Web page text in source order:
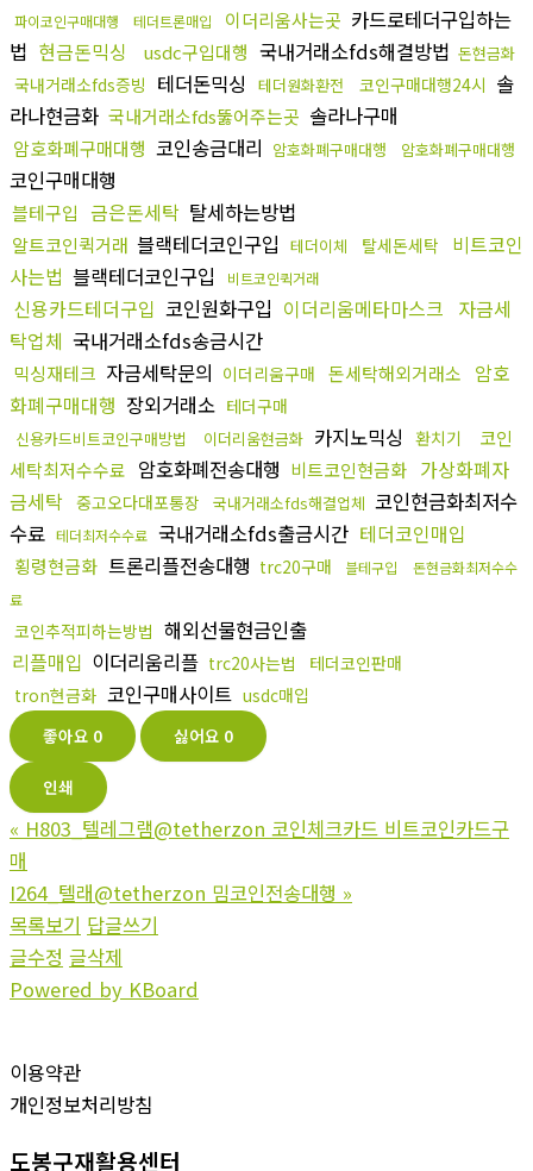
파이코인구매대행
테더트론매입 이더리움사는곳 카드로테더구입하는
법 현금돈믹싱 usdc구입대행 국내거래소fds해결방법 돈현금화
국내거래소fds증빙 테더돈믹싱 테더원화환전 코인구매대행24시 솔
라나현금화 국내거래소fds뚫어주는곳 솔라나구매
암호화폐구매대행 코인송금대리 암호화폐구매대행 암호화폐구매대행
코인구매대행
블테구입 금은돈세탁 탈세하는방법
알트코인퀵거래 블랙테더코인구입 테더이체 탈세돈세탁
비트코인
사는법 블랙테더코인구입 비트코인퀵거래
신용카드테더구입 코인원화구입 이더리움메타마스크 자금세
탁업체 국내거래소fds송금시간
믹싱재테크 자금세탁문의 이더리움구매 돈세탁해외거래소
암호
화폐구매대행 장외거래소 테더구매
신용카드비트코인구매방법 이더리움현금화 카지노믹싱 환치기
코인
세탁최저수수료 암호화폐전송대행 비트코인현금화 가상화폐자
금세탁 중고오다대포통장 국내거래소fds해결업체 코인현금화최저수
수료 테더최저수수료 국내거래소fds출금시간 테더코인매입
횡령현금화 트론리플전송대행 trc20구매 블테구입
돈현금화최저수수
료
코인추적피하는방법 해외선물현금인출
리플매입 이더리움리플 trc20사는법
테더코인판매
tron현금화 코인구매사이트 usdc매입
좋아요 0 싫어요 0
인쇄
« H803_텔레그램@tetherzon 코인체크카드 비트코인카드구
매
I264_텔래@tetherzon 밈코인전송대행 »
목록보기 답글쓰기
글수정 글삭제
Powered by KBoard
이용약관
개인정보처리방침
도봉구재활용센터